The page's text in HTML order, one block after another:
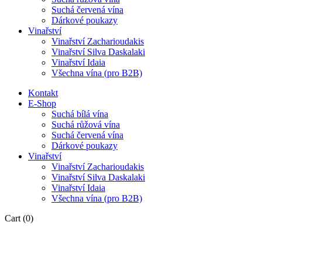
Suchá červená vína
Dárkové poukazy
Vinařství
Vinařství Zacharioudakis
Vinařství Silva Daskalaki
Vinařství Idaia
Všechna vína (pro B2B)
Kontakt
E-Shop
Suchá bílá vína
Suchá růžová vína
Suchá červená vína
Dárkové poukazy
Vinařství
Vinařství Zacharioudakis
Vinařství Silva Daskalaki
Vinařství Idaia
Všechna vína (pro B2B)
Cart (0)